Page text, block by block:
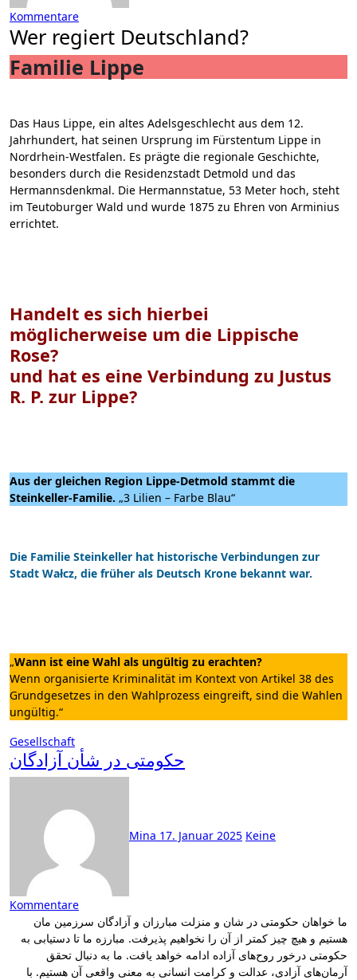
Kommentare
Wer regiert Deutschland?
Familie Lippe
Das Haus Lippe, ein altes Adelsgeschlecht aus dem 12.
Jahrhundert, hat seinen Ursprung im Fürstentum Lippe in
Nordrhein-Westfalen. Es prägte die regionale Geschichte,
besonders durch die Residenzstadt Detmold und das
Hermannsdenkmal. Die Hermannstatue, 53 Meter hoch, steht
im Teutoburger Wald und wurde 1875 zu Ehren von Arminius
errichtet.
Handelt es sich hierbei
möglicherweise um die Lippische
Rose?
und hat es eine Verbindung zu Justus
R. P. zur Lippe?
Aus der gleichen Region Lippe-Detmold stammt die
Steinkeller-Familie. „3 Lilien – Farbe Blau“
Die Familie Steinkeller hat historische Verbindungen zur
Stadt Wałcz, die früher als Deutsch Krone bekannt war.
„Wann ist eine Wahl als ungültig zu erachten?
Wenn organisierte Kriminalität im Kontext von Artikel 38 des
Grundgesetzes in den Wahlprozess eingreift, sind die Wahlen
ungültig.“
Gesellschaft
حکومتی در شأن آزادگان
Mina 17. Januar 2025 Keine
Kommentare
ما خواهان حکومتی در شان و منزلت مبارزان و آزادگان سرزمین مان
هستیم و هیچ چیز کمتر از آن را نخواهیم پذیرفت. مبارزه‌ ما تا دستیابی به
حکومتی درخور روح‌های آزاده‌ ادامه خواهد یافت. ما به دنبال تحقق
آرمان‌های آزادی، عدالت و کرامت انسانی به معنی واقعی آن هستیم. با